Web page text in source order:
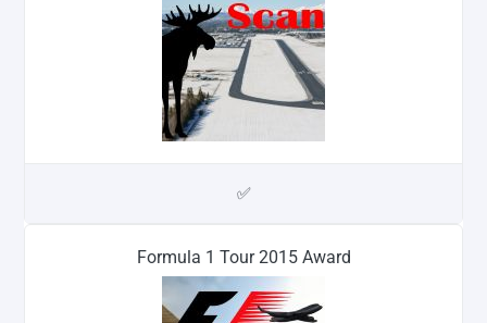
✅
Formula 1 Tour 2015 Award